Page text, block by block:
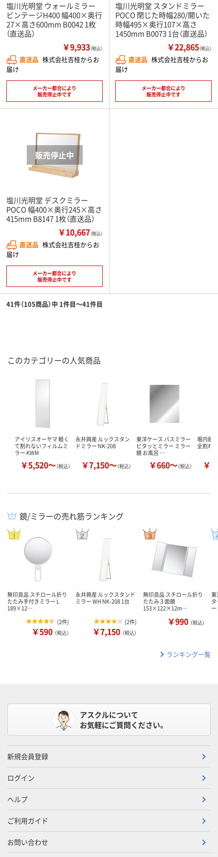
塩川光明堂 ウォールミラー
ビンテージH400 幅400×奥行
27×高さ600mm B0042 1枚
（直送品）
￥9,933（税込）
直送品 株式会社吉桂からお
届け
メーカー都合により
販売停止中です
塩川光明堂 スタンドミラー
POCO 閉じた時幅280/開いた
時幅495×奥行107×高さ
1450mm B0073 1台（直送品）
￥22,865（税込）
直送品 株式会社吉桂からお
届け
メーカー都合により
販売停止中です
塩川光明堂 デスクミラー
POCO 幅400×奥行245×高さ
415mm B8147 1枚（直送品）
￥10,667（税込）
直送品 株式会社吉桂からお
届け
メーカー都合により
販売停止中です
41件（105商品）中 1件目～41件目
このカテゴリーの人気商品
アイリスオーヤマ 軽く
て割れないフィルムミ
ラー KWM
￥5,520～（税込）
永井興産 ルックスタン
ドミラー NK-208
￥7,150～（税込）
東洋ケース バスミラー
ピタッとミラー ミラー
鏡 お風呂 …
￥660～（税込）
堀内鏡
全割れ
￥
鏡/ミラーの売れ筋ランキング
無印良品 スチロール折り
たたみ手付きミラー L
189×12…
(2件)
￥590 （税込）
永井興産 ルックスタンド
ミラー WH NK-208 1台
(2件)
￥7,150 （税込）
無印良品 スチロール折り
たたみ３面鏡
153×122×12m…
￥990 （税込）
東
ランキング一覧
アスクルについて
お気軽にご質問ください。
新規会員登録
ログイン
ヘルプ
ご利用ガイド
お問い合わせ